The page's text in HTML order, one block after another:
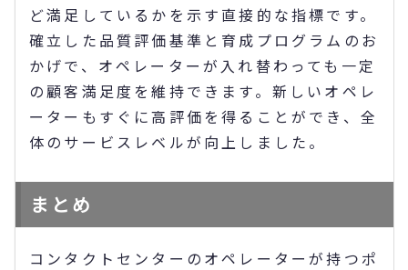
ど満足しているかを示す直接的な指標です。
確立した品質評価基準と育成プログラムのお
かげで、オペレーターが入れ替わっても一定
の顧客満足度を維持できます。新しいオペレ
ーターもすぐに高評価を得ることができ、全
体のサービスレベルが向上しました。
まとめ
コンタクトセンターのオペレーターが持つポ